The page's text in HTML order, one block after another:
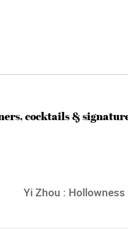
cocktails &
Yi Zhou : Hollowness